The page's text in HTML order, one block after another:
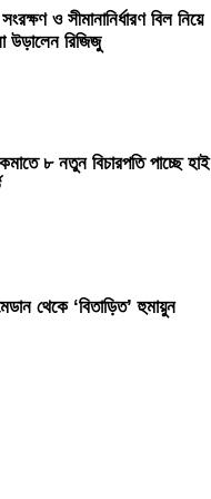
সংরক্ষণ ও সীমানানির্ধারণ বিল নিয়ে
উড়ালেন রিজিজু
৮ নতুন বিচারপতি পাচ্ছে হাই
থেকে ‘বিতাড়িত’ হুমায়ুন